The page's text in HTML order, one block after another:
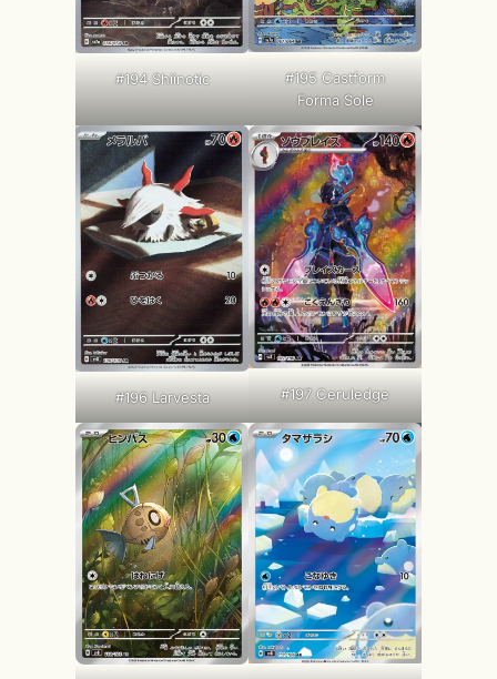
#194 Shiinotic
#195 Castform
Forma Sole
#196 Larvesta #197 Ceruledge